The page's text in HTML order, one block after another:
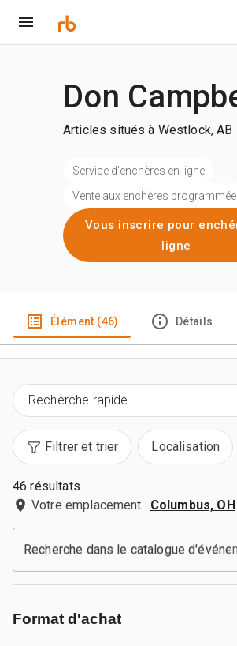
Don
Articles situés à Westlock, AB
Service d'enchères en ligne
Vente aux enchères programmée
Vous inscrire pour
ligne
Élément (46) Détails
Filtrer et trier Localisation
46 résultats
Votre emplacement : Columbus, OH
Format d'achat